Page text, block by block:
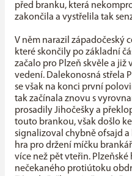
před branku, která
zakončila a vystřelila tak
V něm narazil západočeský
které skončily po základní
začalo pro Plzeň skvěle a již
vedení. Dalekonosná střela
se však na konci první
tak začínala znovu s
prosadily Jihočešky a
touto brankou, však došlo
signalizoval chybně ofsajd
hra pro držení míčku
více než pět vteřin.
nečekaného protiútoku